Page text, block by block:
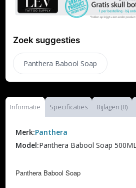
Zoek suggesties
Panthera Babool Soap
Informatie Specificaties Bijlagen (0)
Merk:Panthera
Model:Panthera Babool Soap 500ML
Panthera Babool Soap